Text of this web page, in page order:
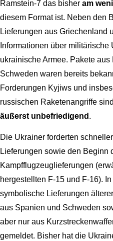
Ramstein-7 das bisher am
diesem Format ist. Neben den
Lieferungen aus Griechenland
Informationen über militärische
ukrainische Armee. Pakete
Schweden waren bereits
Forderungen Kyjiws und
russischen Raketenangriffe
äußerst unbefriedigend .
Die Ukrainer forderten
Lieferungen sowie den Beginn
Kampfflugzeuglieferungen
hergestellten F-15 und F-16).
symbolische Lieferungen
aus Spanien und Schweden
aber nur aus
gemeldet. Bisher hat die